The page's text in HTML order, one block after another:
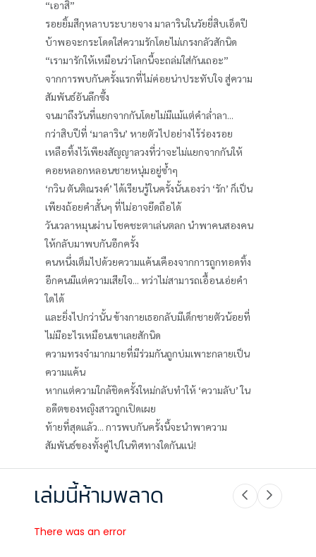
“เอาสิ”
รอยยิ้มสีกุหลาบระบายจาง มาลารินในวัยยี่สิบเอ็ดปี
บ้าพอจะกระโดดใส่ความรักโดยไม่เกรงกลัวสักนิด
“เรามารักให้เหมือนว่าโลกนี้จะถล่มใส่กันเถอะ”
จากการพบกันครั้งแรกที่ไม่ค่อยน่าประทับใจ สู่ความ
สัมพันธ์อันลึกซึ้ง
จนมาถึงวันที่แยกจากกันโดยไม่มีแม้แต่คำล่ำลา...
กว่าสิบปีที่ ‘มาลาริน’ หายตัวไปอย่างไร้ร่องรอย
เหลือทิ้งไว้เพียงสัญญาลวงที่ว่าจะไม่แยกจากกันให้
คอยหลอกหลอนชายหนุ่มอยู่ซ้ำๆ
‘กวิน ตันติณรงค์’ ได้เรียนรู้ในครั้งนั้นเองว่า ‘รัก’ ก็เป็น
เพียงถ้อยคำสั้นๆ ที่ไม่อาจยึดถือได้
วันเวลาหมุนผ่าน โชคชะตาเล่นตลก นำพาคนสองคน
ให้กลับมาพบกันอีกครั้ง
คนหนึ่งเต็มไปด้วยความแค้นเคืองจากการถูกทอดทิ้ง
อีกคนมีแต่ความเสียใจ... ทว่าไม่สามารถเอื้อนเอ่ยคำ
ใดได้
และยิ่งไปกว่านั้น ข้างกายเธอกลับมีเด็กชายตัวน้อยที่
ไม่มีอะไรเหมือนเขาเลยสักนิด
ความทรงจำมากมายที่มีร่วมกันถูกบ่มเพาะกลายเป็น
ความแค้น
หากแต่ความใกล้ชิดครั้งใหม่กลับทำให้ ‘ความลับ’ ใน
อดีตของหญิงสาวถูกเปิดเผย
ท้ายที่สุดแล้ว... การพบกันครั้งนี้จะนำพาความ
สัมพันธ์ของทั้งคู่ไปในทิศทางใดกันแน่!
เล่มนี้ห้ามพลาด
There was an error